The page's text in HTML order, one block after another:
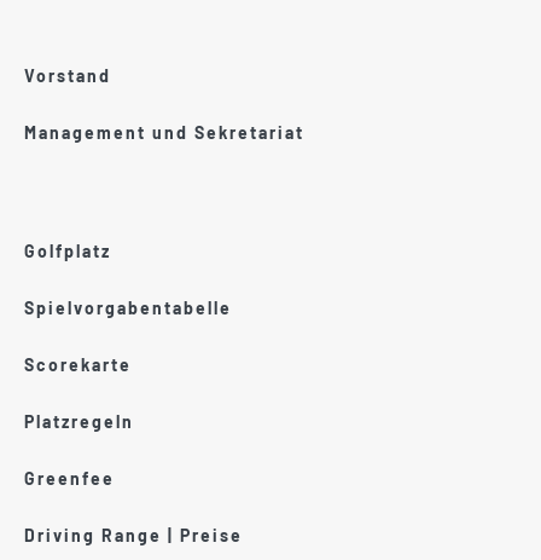
Vorstand
Management und Sekretariat
Golfplatz
Spielvorgabentabelle
Scorekarte
Platzregeln
Greenfee
Driving Range | Preise